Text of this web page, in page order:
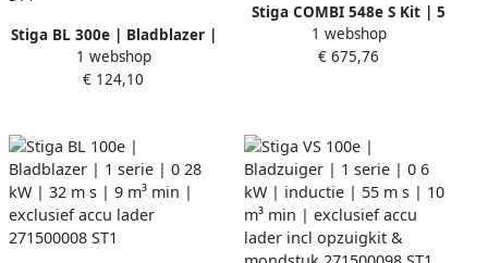
Stiga BL 300e | Bladblazer |
3 serie | 0 5 kW | 43 m s |
12m³ min | exclusief accu
1 webshop
€ 124,10
Stiga COMBI 548e S Kit | 5
serie | 1 5 kW | 46 cm
combi | zelfrijdend DSC |
1 webshop
€ 675,76